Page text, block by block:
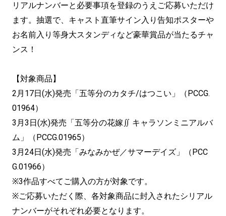
リアルナンバーと必要事項を登録のうえご応募いただけ
ます。抽選で、キャスト直筆サイン入り告知ポスターや
お名前入り等身大スタンディなど豪華賞品が当たるチャ
ンス！
【対象商品】
2月17日(水)発売「五等分のカタチ/はつこい」（PCCG.
01964）
3月3日(水)発売「五等分の花嫁∬ キャラソンミニアルバ
ム」（PCCG.01965）
3月24日(水)発売「みなみかぜ／サマーデイズ」（PCC
G.01966）
※3作品すべてご購入の方が対象です。
※ご応募いただく際、各対象商品に封入されたシリアル
ナンバーがそれぞれ必要となります。